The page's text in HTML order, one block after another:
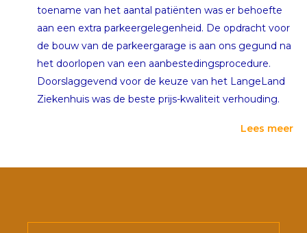
toename van het aantal patiënten was er behoefte
aan een extra parkeergelegenheid. De opdracht voor
de bouw van de parkeergarage is aan ons gegund na
het doorlopen van een aanbestedingsprocedure.
Doorslaggevend voor de keuze van het LangeLand
Ziekenhuis was de beste prijs-kwaliteit verhouding.
Lees meer